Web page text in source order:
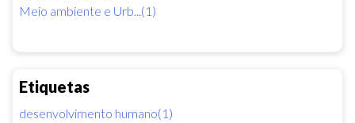
Meio ambiente e Urb...(1)
Etiquetas
desenvolvimento humano(1)